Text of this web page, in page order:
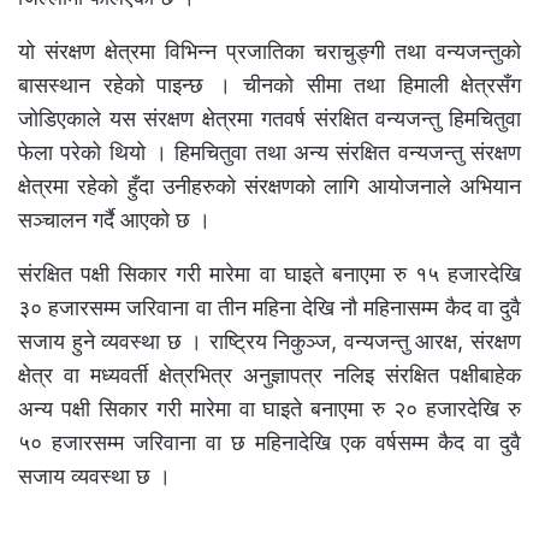
यो संरक्षण क्षेत्रमा विभिन्न प्रजातिका चराचुङ्गी तथा वन्यजन्तुको
बासस्थान रहेको पाइन्छ । चीनको सीमा तथा हिमाली क्षेत्रसँग
जोडिएकाले यस संरक्षण क्षेत्रमा गतवर्ष संरक्षित वन्यजन्तु हिमचितुवा
फेला परेको थियो । हिमचितुवा तथा अन्य संरक्षित वन्यजन्तु संरक्षण
क्षेत्रमा रहेको हुँदा उनीहरुको संरक्षणको लागि आयोजनाले अभियान
सञ्चालन गर्दै आएको छ ।
संरक्षित पक्षी सिकार गरी मारेमा वा घाइते बनाएमा रु १५ हजारदेखि
३० हजारसम्म जरिवाना वा तीन महिना देखि नौ महिनासम्म कैद वा दुवै
सजाय हुने व्यवस्था छ । राष्ट्रिय निकुञ्ज, वन्यजन्तु आरक्ष, संरक्षण
क्षेत्र वा मध्यवर्ती क्षेत्रभित्र अनुज्ञापत्र नलिइ संरक्षित पक्षीबाहेक
अन्य पक्षी सिकार गरी मारेमा वा घाइते बनाएमा रु २० हजारदेखि रु
५० हजारसम्म जरिवाना वा छ महिनादेखि एक वर्षसम्म कैद वा दुवै
सजाय व्यवस्था छ ।